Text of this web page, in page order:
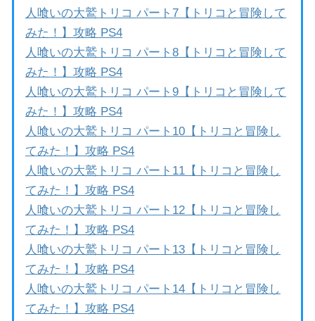
人喰いの大鷲トリコ パート7【トリコと冒険して
みた！】攻略 PS4
人喰いの大鷲トリコ パート8【トリコと冒険して
みた！】攻略 PS4
人喰いの大鷲トリコ パート9【トリコと冒険して
みた！】攻略 PS4
人喰いの大鷲トリコ パート10【トリコと冒険し
てみた！】攻略 PS4
人喰いの大鷲トリコ パート11【トリコと冒険し
てみた！】攻略 PS4
人喰いの大鷲トリコ パート12【トリコと冒険し
てみた！】攻略 PS4
人喰いの大鷲トリコ パート13【トリコと冒険し
てみた！】攻略 PS4
人喰いの大鷲トリコ パート14【トリコと冒険し
てみた！】攻略 PS4